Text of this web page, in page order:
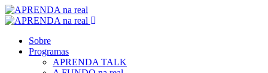
Sobre
Programas
APRENDA TALK